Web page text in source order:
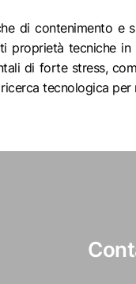
di contenimento
proprietà tecniche
di forte stress,
tecnologica